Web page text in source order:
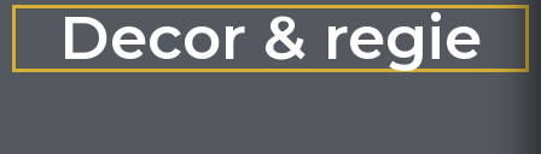
Decor & regie